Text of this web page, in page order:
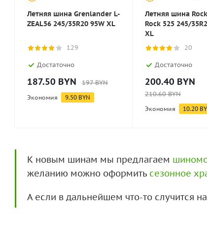
Летняя шина Grenlander L-
ZEAL56 245/35R20 95W XL
129
Достаточно
187.50 BYN 197BYN
Экономия 9.50 BYN
Летняя шина
Rock 525 245/
XL
20
Достаточно
200.40 BYN
210.60BYN
Экономия 10.20
К новым шинам мы предлагаем
желанию можно оформить сезонное
А если в дальнейшем что-то случится